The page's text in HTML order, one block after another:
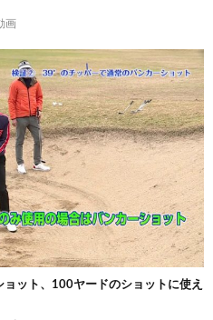
画
ット、100ヤードのショットに使え